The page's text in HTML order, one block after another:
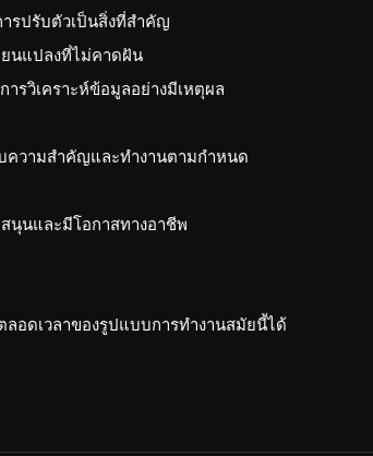
ารปรับตัวเป็นสิ่งที่สำคัญ
ยนแปลงที่ไม่คาดฝัน
รวิเคราะห์ข้อมูลอย่างมีเหตุผล
ความสำคัญและทำงานตามกำหนด
นุนและมีโอกาสทางอาชีพ
อดเวลาของรูปแบบการทำงานสมัยนี้ได้